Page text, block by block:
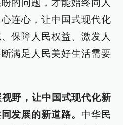
的问题，才能始终同人
连心，让中国式现代化
保障人民权益、激发人
满足人民美好生活需要
野，让中国式现代化新
发展的新道路。 中华民